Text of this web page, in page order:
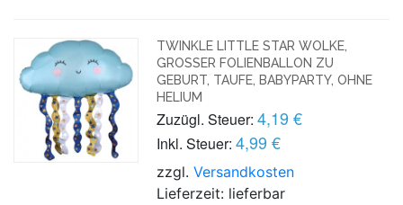
TWINKLE LITTLE STAR WOLKE,
GROSSER FOLIENBALLON ZU G
EBURT, TAUFE, BABYPARTY, OHNE H
ELIUM
Zuzügl. Steuer: 4,19 €
Inkl. Steuer: 4,99 €
zzgl.Versandkosten
Lieferzeit: lieferbar